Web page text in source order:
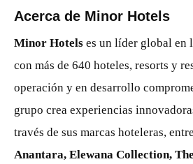
Acerca de Minor Hotels
Minor Hotels es un líder global en
con más de 640 hoteles, resorts y
operación y en desarrollo
grupo crea experiencias
través de sus marcas hoteleras,
Anantara, Elewana Collection,